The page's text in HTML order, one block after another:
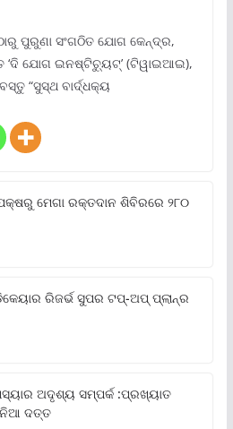
ପୁରୁଣା ସଂଗଠିତ ଯୋଗ କେନ୍ଦ୍ର,
‘ଦି ଯୋଗ ଇନଷ୍ଟିଚ୍ୟୁଟ୍‌’ (ଟିୱାଇଆଇ),
“ସୁସ୍ଥ ବାର୍ଦ୍ଧକ୍ୟ
ମେଗା ରକ୍ତଦାନ ଶିବିରରେ ୨୮୦
ରିଜର୍ଭ ସୁପର ଟପ୍‌-ଅପ୍ ପ୍ଲାନ୍‌ର
ଅଦୃଶ୍ୟ ସମ୍ପର୍କ :ପ୍ରଖ୍ୟାତ
ଦତ୍ତ